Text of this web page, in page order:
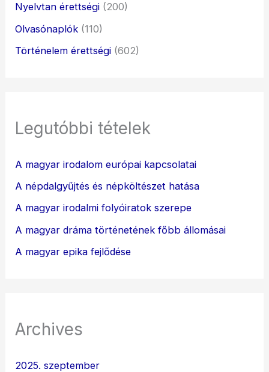
Nyelvtan érettségi (200)
Olvasónaplók (110)
Történelem érettségi (602)
Legutóbbi tételek
A magyar irodalom európai kapcsolatai
A népdalgyűjtés és népköltészet hatása
A magyar irodalmi folyóiratok szerepe
A magyar dráma történetének főbb állomásai
A magyar epika fejlődése
Archives
2025. szeptember